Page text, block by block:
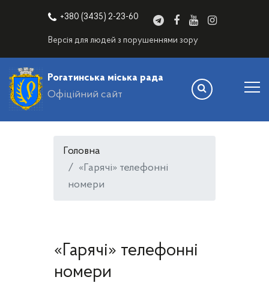
+380 (3435) 2-23-60
Версія для людей з порушеннями зору
Рогатинська міська рада
Офіційний сайт
Головна
«Гарячі» телефонні
номери
«Гарячі» телефонні
номери